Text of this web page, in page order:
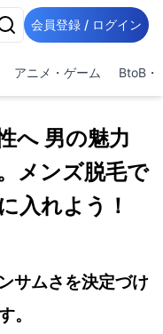
会員登録 / ログイン
アニメ・ゲーム BtoB・
へ 男の魅力
メンズ脱毛で
入れよう！
サムさを決定づけ
。